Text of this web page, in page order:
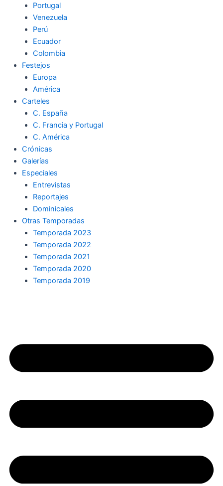
Portugal
Venezuela
Perú
Ecuador
Colombia
Festejos
Europa
América
Carteles
C. España
C. Francia y Portugal
C. América
Crónicas
Galerías
Especiales
Entrevistas
Reportajes
Dominicales
Otras Temporadas
Temporada 2023
Temporada 2022
Temporada 2021
Temporada 2020
Temporada 2019